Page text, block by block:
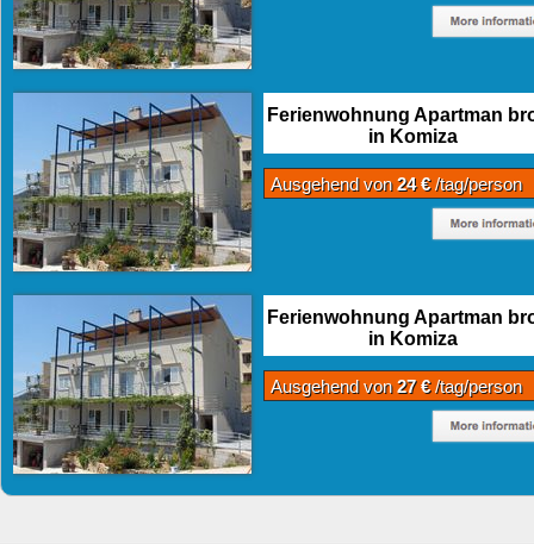
Ferienwohnung Apartman
in Komiza
Ausgehend von24 €/tag/person
Ferienwohnung Apartman
in Komiza
Ausgehend von27 €/tag/person